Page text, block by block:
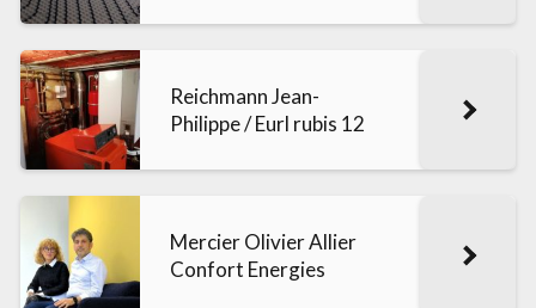
Reichmann Jean-
Philippe / Eurl rubis 12
Mercier Olivier Allier
Confort Energies